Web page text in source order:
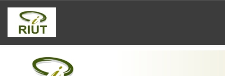
Skip
navigation